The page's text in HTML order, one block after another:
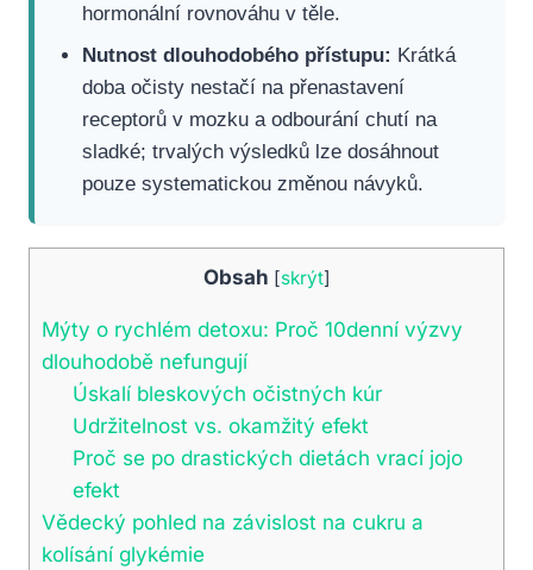
hormonální rovnováhu v těle.
Nutnost dlouhodobého přístupu: Krátká
doba očisty nestačí na přenastavení
receptorů v mozku a odbourání chutí na
sladké; trvalých výsledků lze dosáhnout
pouze systematickou změnou návyků.
Obsah [skrýt]
Mýty o rychlém detoxu: Proč 10denní výzvy
dlouhodobě nefungují
Úskalí bleskových očistných kúr
Udržitelnost vs. okamžitý efekt
Proč se po drastických dietách vrací jojo
efekt
Vědecký pohled na závislost na cukru a
kolísání glykémie